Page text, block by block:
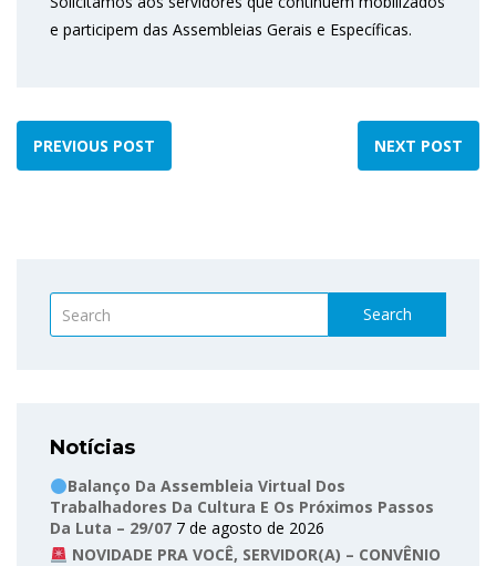
e participem das Assembleias Gerais e Específicas.
PREVIOUS POST NEXT POST
Search
Notícias
Balanço Da Assembleia Virtual Dos
Trabalhadores Da Cultura E Os Próximos Passos
Da Luta – 29/07 7 de agosto de 2026
NOVIDADE PRA VOCÊ, SERVIDOR(A) – CONVÊNIO